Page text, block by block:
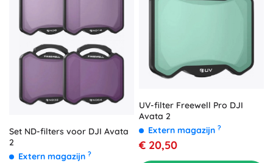
Set ND-filters voor DJI Avata
2
Extern magazijn ?
UV-filter Freewell Pro DJI
Avata 2
Extern magazijn ?
€ 20,50